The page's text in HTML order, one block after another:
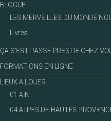
BLOGUE
LES MERVEILLES DU MONDE
Livres
ÇA S'EST PASSÉ PRES DE CHEZ
FORMATIONS EN LIGNE
LIEUX A LOUER
01 AIN
04 ALPES DE HAUTES